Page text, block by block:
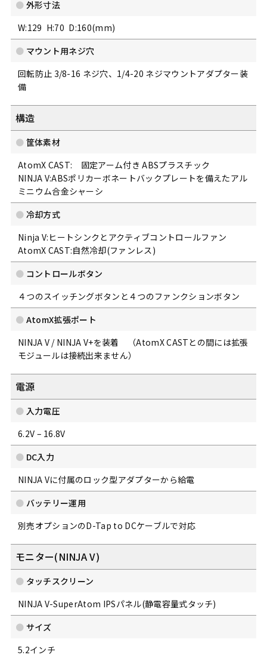
外形寸法
W:129 H:70 D:160(mm)
マウント用ネジ穴
回転防止 3/8-16 ネジ穴、1/4-20 ネジマウントアダプター装
備
構造
筐体素材
AtomX CAST: 固定アーム付き ABSプラスチック
NINJA V:ABSポリカーボネートバックプレートを備えたアル
ミニウム合金シャーシ
冷却方式
Ninja V:ヒートシンクとアクティブコントロールファン
AtomX CAST:自然冷却(ファンレス)
コントロールボタン
４つのスイッチングボタンと４つのファンクションボタン
AtomX拡張ポート
NINJA V / NINJA V+を装着 （AtomX CASTとの間には拡張
モジュールは接続出来ません）
電源
入力電圧
6.2V – 16.8V
DC入力
NINJA Vに付属のロック型アダプターから給電
バッテリー運用
別売オプションのD-Tap to DCケーブルで対応
モニター(NINJA V)
タッチスクリーン
NINJA V-SuperAtom IPSパネル(静電容量式タッチ)
サイズ
5.2インチ